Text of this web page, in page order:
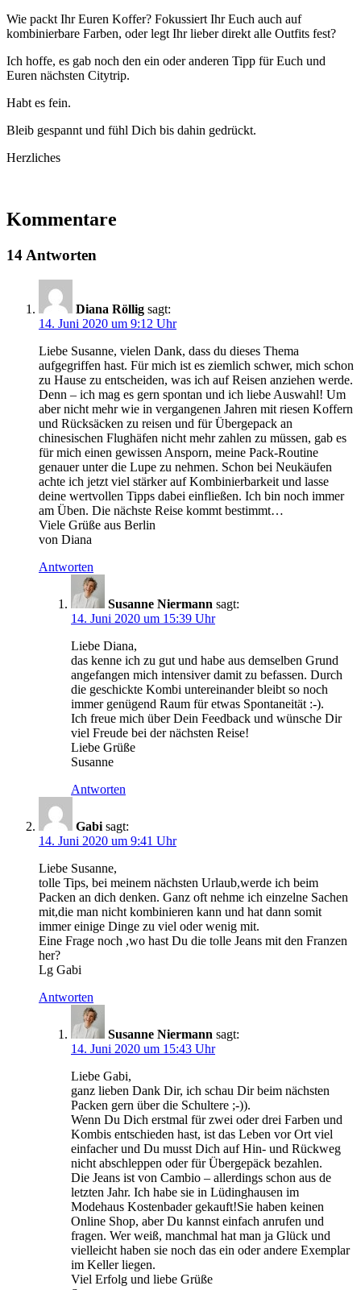
Wie packt Ihr Euren Koffer? Fokussiert Ihr Euch auch auf
kombinierbare Farben, oder legt Ihr lieber direkt alle Outfits fest?
Ich hoffe, es gab noch den ein oder anderen Tipp für Euch und
Euren nächsten Citytrip.
Habt es fein.
Bleib gespannt und fühl Dich bis dahin gedrückt.
Herzliches
Kommentare
14 Antworten
Diana Röllig sagt:
14. Juni 2020 um 9:12 Uhr
Liebe Susanne, vielen Dank, dass du dieses Thema
aufgegriffen hast. Für mich ist es ziemlich schwer, mich schon
zu Hause zu entscheiden, was ich auf Reisen anziehen werde.
Denn – ich mag es gern spontan und ich liebe Auswahl! Um
aber nicht mehr wie in vergangenen Jahren mit riesen Koffern
und Rücksäcken zu reisen und für Übergepack an
chinesischen Flughäfen nicht mehr zahlen zu müssen, gab es
für mich einen gewissen Ansporn, meine Pack-Routine
genauer unter die Lupe zu nehmen. Schon bei Neukäufen
achte ich jetzt viel stärker auf Kombinierbarkeit und lasse
deine wertvollen Tipps dabei einfließen. Ich bin noch immer
am Üben. Die nächste Reise kommt bestimmt…
Viele Grüße aus Berlin
von Diana
Antworten
Susanne Niermann sagt:
14. Juni 2020 um 15:39 Uhr
Liebe Diana,
das kenne ich zu gut und habe aus demselben Grund
angefangen mich intensiver damit zu befassen. Durch
die geschickte Kombi untereinander bleibt so noch
immer genügend Raum für etwas Spontaneität :-).
Ich freue mich über Dein Feedback und wünsche Dir
viel Freude bei der nächsten Reise!
Liebe Grüße
Susanne
Antworten
Gabi sagt:
14. Juni 2020 um 9:41 Uhr
Liebe Susanne,
tolle Tips, bei meinem nächsten Urlaub,werde ich beim
Packen an dich denken. Ganz oft nehme ich einzelne Sachen
mit,die man nicht kombinieren kann und hat dann somit
immer einige Dinge zu viel oder wenig mit.
Eine Frage noch ,wo hast Du die tolle Jeans mit den Franzen
her?
Lg Gabi
Antworten
Susanne Niermann sagt:
14. Juni 2020 um 15:43 Uhr
Liebe Gabi,
ganz lieben Dank Dir, ich schau Dir beim nächsten
Packen gern über die Schultere ;-)).
Wenn Du Dich erstmal für zwei oder drei Farben und
Kombis entschieden hast, ist das Leben vor Ort viel
einfacher und Du musst Dich auf Hin- und Rückweg
nicht abschleppen oder für Übergepäck bezahlen.
Die Jeans ist von Cambio – allerdings schon aus de
letzten Jahr. Ich habe sie in Lüdinghausen im
Modehaus Kostenbader gekauft!Sie haben keinen
Online Shop, aber Du kannst einfach anrufen und
fragen. Wer weiß, manchmal hat man ja Glück und
vielleicht haben sie noch das ein oder andere Exemplar
im Keller liegen.
Viel Erfolg und liebe Grüße